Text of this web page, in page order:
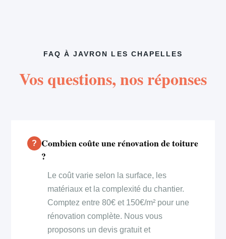
FAQ À JAVRON LES CHAPELLES
Vos questions, nos réponses
Combien coûte une rénovation de toiture
?
Le coût varie selon la surface, les
matériaux et la complexité du chantier.
Comptez entre 80€ et 150€/m² pour une
rénovation complète. Nous vous
proposons un devis gratuit et